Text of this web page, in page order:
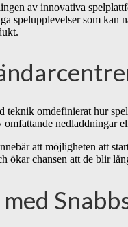
av innovativa
spelupplevelser som
teknik omdefinierat hur
nedladdningar
att möjligheten att
ökar chansen att de blir